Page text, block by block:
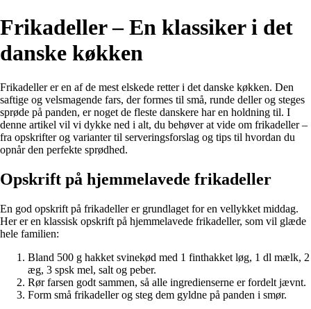
Frikadeller – En klassiker i det
danske køkken
Frikadeller er en af de mest elskede retter i det danske køkken. Den
saftige og velsmagende fars, der formes til små, runde deller og steges
sprøde på panden, er noget de fleste danskere har en holdning til. I
denne artikel vil vi dykke ned i alt, du behøver at vide om frikadeller –
fra opskrifter og varianter til serveringsforslag og tips til hvordan du
opnår den perfekte sprødhed.
Opskrift på hjemmelavede frikadeller
En god opskrift på frikadeller er grundlaget for en vellykket middag.
Her er en klassisk opskrift på hjemmelavede frikadeller, som vil glæde
hele familien:
Bland 500 g hakket svinekød med 1 finthakket løg, 1 dl mælk, 2
æg, 3 spsk mel, salt og peber.
Rør farsen godt sammen, så alle ingredienserne er fordelt jævnt.
Form små frikadeller og steg dem gyldne på panden i smør.